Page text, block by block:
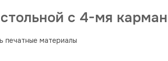
с 4-мя
печатные материалы